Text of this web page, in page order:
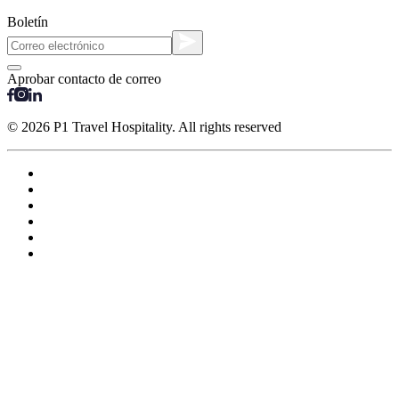
Boletín
Aprobar contacto de correo
© 2026 P1 Travel Hospitality. All rights reserved